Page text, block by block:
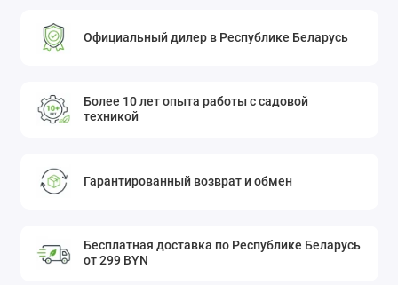
Официальный дилер в Республике Беларусь
Более 10 лет опыта работы с садовой
техникой
Гарантированный возврат и обмен
Бесплатная доставка по Республике Беларусь
от 299 BYN